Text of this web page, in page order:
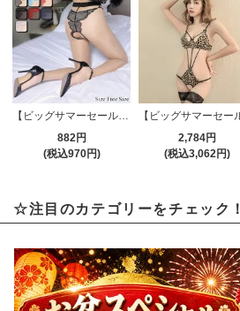
【ビッグサマーセール対象品】ストッキング(STOCKING) 593
882円
(税込970円)
2,784円
(税込3,062円)
☆注目のカテゴリーをチェック！